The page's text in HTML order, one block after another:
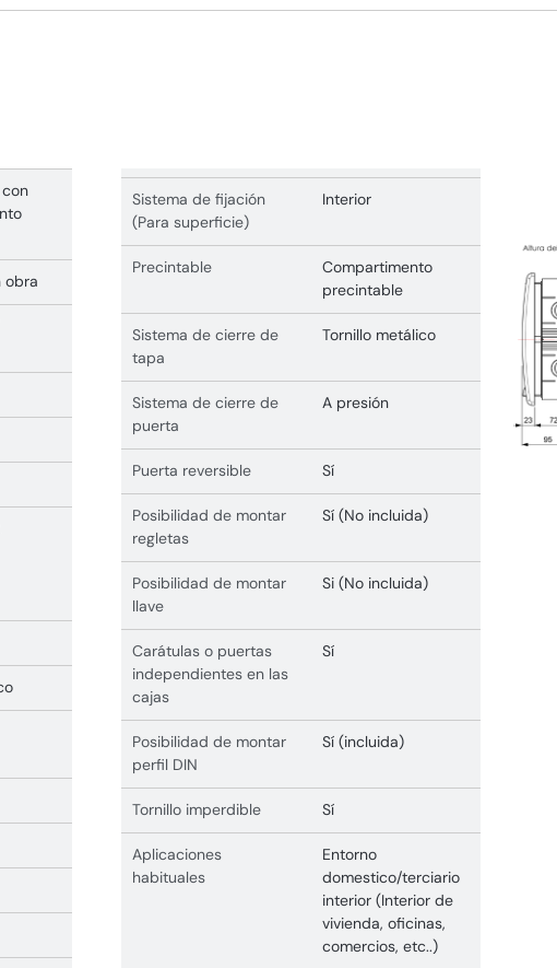
obra
Sistema de fijación
(Para superficie)
Interior
Precintable
Compartimento
precintable
Sistema de cierre de
tapa
Tornillo metálico
Sistema de cierre de
puerta
A presión
Puerta reversible Sí
Posibilidad de montar
regletas
Sí (No incluida)
Posibilidad de montar
llave
Si (No incluida)
Carátulas o puertas
independientes en las
cajas
Sí
Posibilidad de montar
perfil DIN
Sí (incluida)
Tornillo imperdible Sí
Aplicaciones
habituales
Entorno
domestico/terciario
interior (Interior de
vivienda, oficinas,
comercios, etc..)